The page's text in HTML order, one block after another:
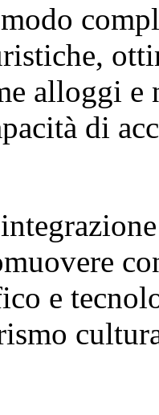
alloggi e
di
e